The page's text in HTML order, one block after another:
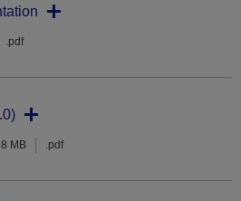
.pdf
MB .pdf